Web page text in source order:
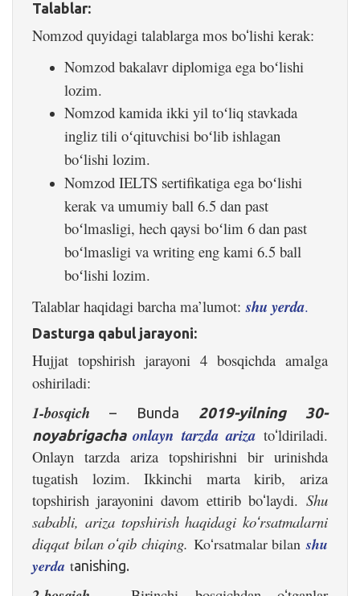
Talablar:
Nomzod quyidagi talablarga mos boʻlishi kerak:
Nomzod bakalavr diplomiga ega boʻlishi
lozim.
Nomzod kamida ikki yil toʻliq stavkada
ingliz tili oʻqituvchisi boʻlib ishlagan
boʻlishi lozim.
Nomzod IELTS sertifikatiga ega boʻlishi
kerak va umumiy ball 6.5 dan past
boʻlmasligi, hech qaysi boʻlim 6 dan past
boʻlmasligi va writing eng kami 6.5 ball
boʻlishi lozim.
Talablar haqidagi barcha ma’lumot:shu yerda.
Dasturga qabul jarayoni:
Hujjat topshirish jarayoni 4 bosqichda amalga
oshiriladi:
1-bosqich – Bunda 2019-yilning 30-
noyabrigacha onlayn tarzda arizatoʻldiriladi.
Onlayn tarzda ariza topshirishni bir urinishda
tugatish lozim. Ikkinchi marta kirib, ariza
topshirish jarayonini davom ettirib boʻlaydi. Shu
sababli, ariza topshirish haqidagi koʻrsatmalarni
diqqat bilan oʻqib chiqing. Koʻrsatmalar bilanshu
yerda tanishing.